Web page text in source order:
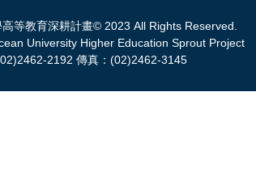
等教育深耕計畫© 2023 All Rights Reserved.
University Higher Education Sprout Project
2192 傳真：(02)2462-3145